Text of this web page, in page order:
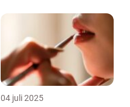
04 juli 2025